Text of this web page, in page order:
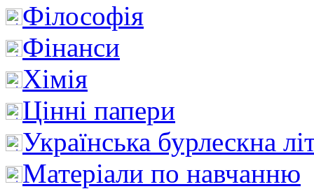
Філософія
Фінанси
Хімія
Цінні папери
Українська бурлескна
Матеріали по навчанню